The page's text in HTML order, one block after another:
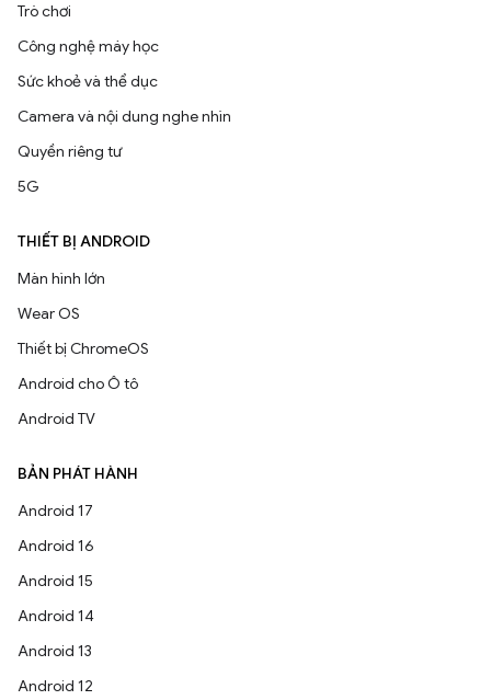
Trò chơi
Công nghệ máy học
Sức khoẻ và thể dục
Camera và nội dung nghe nhìn
Quyền riêng tư
5G
THIẾT BỊ ANDROID
Màn hình lớn
Wear OS
Thiết bị ChromeOS
Android cho Ô tô
Android TV
BẢN PHÁT HÀNH
Android 17
Android 16
Android 15
Android 14
Android 13
Android 12